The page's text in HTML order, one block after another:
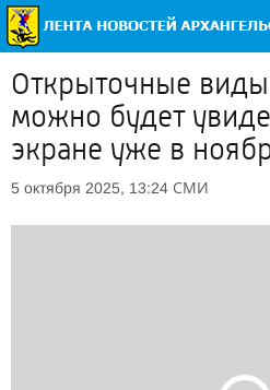
Открыточные виды
можно будет
экране уже в
5 октября 2025, 13:24 СМИ